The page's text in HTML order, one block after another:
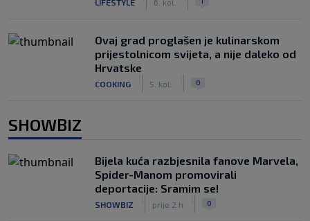
Ovaj grad proglašen je kulinarskom
prijestolnicom svijeta, a nije daleko od
Hrvatske
COOKING 5. kol. 0
SHOWBIZ
Bijela kuća razbjesnila fanove Marvela,
Spider-Manom promovirali
deportacije: Sramim se!
SHOWBIZ prije 2 h 0